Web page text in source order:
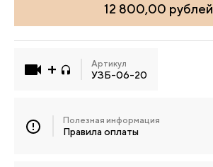
12 800,00 рублей
Артикул
УЗБ-06-20
Полезная информация
Правила оплаты